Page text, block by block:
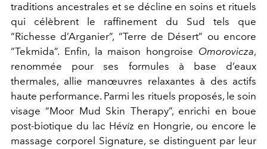
traditions ancestrales et se décline en soins et rituels
qui célèbrent le raffinement du Sud tels que
“Richesse d’Arganier”, “Terre de Désert” ou encore
“Tekmida”. Enfin, la maison hongroise Omorovicza,
renommée pour ses formules à base d’eaux
thermales, allie manœuvres relaxantes à des actifs
haute performance. Parmi les rituels proposés, le soin
visage “Moor Mud Skin Therapy”, enrichi en boue
post-biotique du lac Hévíz en Hongrie, ou encore le
massage corporel Signature, se distinguent par leur